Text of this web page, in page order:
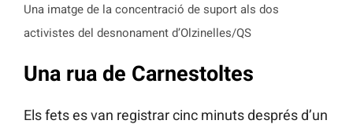
Una imatge de la concentració de suport als dos
activistes del desnonament d’Olzinelles/QS
Una rua de Carnestoltes
Els fets es van registrar cinc minuts després d’un